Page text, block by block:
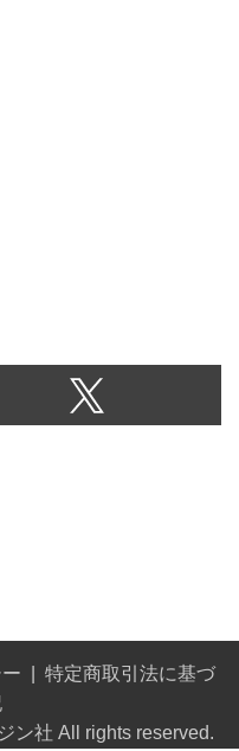
特定商取引法に基づ
ン社 All rights reserved.